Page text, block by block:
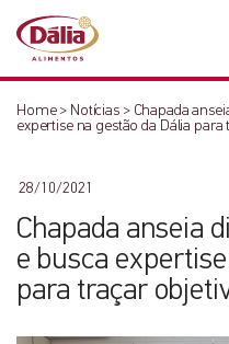
Home> Notícias> Chapada
expertise na gestão da Dália para
28/10/2021
Chapada anseia
e busca
para traçar